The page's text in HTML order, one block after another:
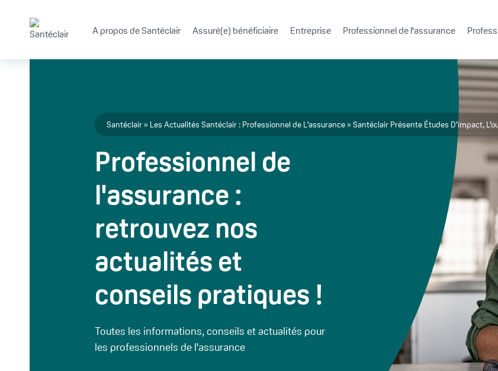
A propos de Santéclair
Assuré(e) bénéficiaire Entreprise Professionnel de l'assurance
Fil d'Ariane
Santéclair Les Actualités Santéclair : Professionnel de L'assurance Santéclair Présente Études D’impact,
Professionnel de
l'assurance :
retrouvez nos
actualités et
conseils pratiques !
Toutes les informations, conseils et actualités pour
les professionnels de l'assurance